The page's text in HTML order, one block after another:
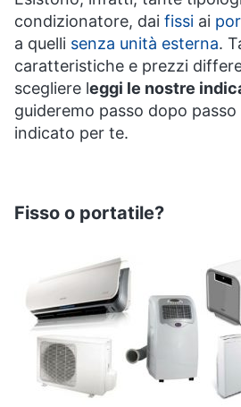
e
Home
Cinema
Smart
home
Audio
Clima
Arredo
condizionatore, dai fissi ai
a quelli senza unità esterna.
caratteristiche e prezzi
scegliere leggi le nostre
guideremo passo dopo passo
indicato per te.
Fisso o portatile?